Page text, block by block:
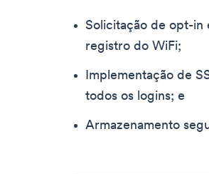
Solicitação de opt-in
registro do WiFi;
Implementação de
todos os logins; e
Armazenamento